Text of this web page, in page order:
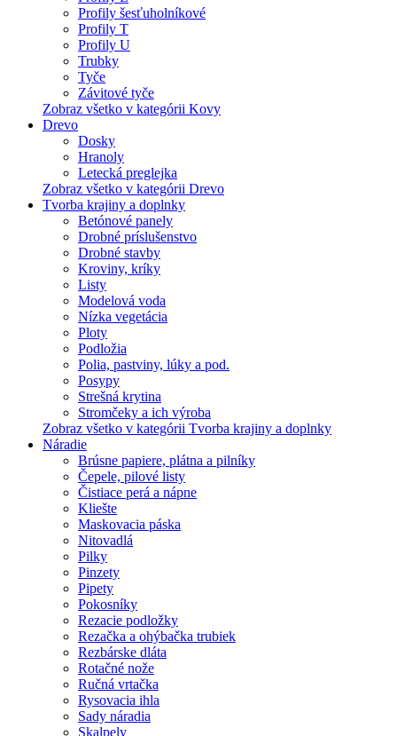
Profily šesťuholníkové
Profily T
Profily U
Trubky
Tyče
Závitové tyče
Zobraz všetko v kategórii Kovy
Drevo
Dosky
Hranoly
Letecká preglejka
Zobraz všetko v kategórii Drevo
Tvorba krajiny a doplnky
Betónové panely
Drobné príslušenstvo
Drobné stavby
Kroviny, kríky
Listy
Modelová voda
Nízka vegetácia
Ploty
Podložia
Polia, pastviny, lúky a pod.
Posypy
Strešná krytina
Stromčeky a ich výroba
Zobraz všetko v kategórii Tvorba krajiny a doplnky
Náradie
Brúsne papiere, plátna a pilníky
Čepele, pilové listy
Čistiace perá a nápne
Kliešte
Maskovacia páska
Nitovadlá
Pilky
Pinzety
Pipety
Pokosníky
Rezacie podložky
Rezačka a ohýbačka trubiek
Rezbárske dláta
Rotačné nože
Ručná vrtačka
Rysovacia ihla
Sady náradia
Skalpely